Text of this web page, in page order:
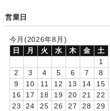
自作オリジナル時計
卒園DVDアルバム
園や先生への贈り物
卒業記念品
音声入りフォトフレームクロ
営業日
今月(2026年8月)
日
月 火 水 木 金
土
1
2
3 4 5 6 7
8
9
10 11 12 13 14
15
16
17 18 19 20 21
22
23
24 25 26 27 28
29